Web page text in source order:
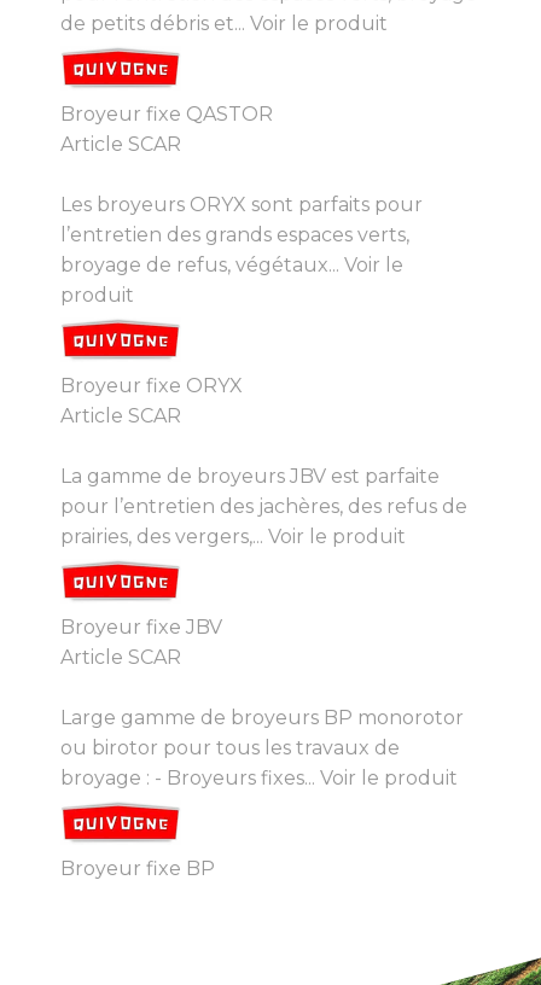
de petits débris et... Voir le produit
Broyeur fixe QASTOR
Article SCAR
Les broyeurs ORYX sont parfaits pour
l’entretien des grands espaces verts,
broyage de refus, végétaux... Voir le
produit
Broyeur fixe ORYX
Article SCAR
La gamme de broyeurs JBV est parfaite
pour l’entretien des jachères, des refus de
prairies, des vergers,... Voir le produit
Broyeur fixe JBV
Article SCAR
Large gamme de broyeurs BP monorotor
ou birotor pour tous les travaux de
broyage : - Broyeurs fixes... Voir le produit
Broyeur fixe BP